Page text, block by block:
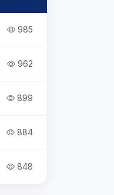
985
962
899
884
848